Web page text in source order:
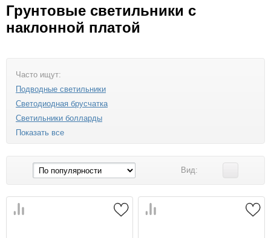
Грунтовые светильники с
наклонной платой
Часто ищут:
Подводные светильники
Светодиодная брусчатка
Светильники болларды
Показать все
Вид: